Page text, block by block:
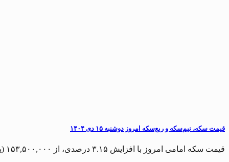
قیمت سکه، نیم‌سکه و ربع‌سکه امروز دوشنبه ۱۵ دی ۱۴۰۴
قیمت سکه امامی امروز با افزایش ۳.۱۵ درصدی، از ۱۵۳,۵۰۰,۰۰۰ (یکصد و پنجاه و سه...